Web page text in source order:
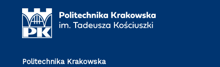
Politechnika Krakowska